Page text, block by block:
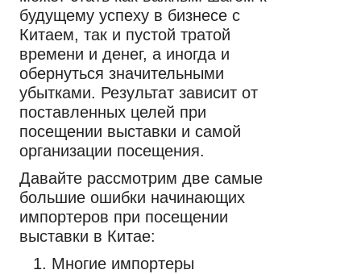
будущему успеху в бизнесе с
Китаем, так и пустой тратой
времени и денег, а иногда и
обернуться значительными
убытками. Результат зависит от
поставленных целей при
посещении выставки и самой
организации посещения.
Давайте рассмотрим две самые
большие ошибки начинающих
импортеров при посещении
выставки в Китае:
Многие импортеры